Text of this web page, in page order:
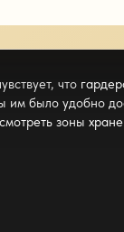
что
было удобно
зоны